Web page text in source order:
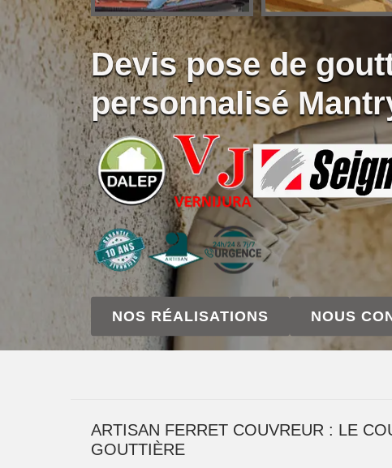
Devis pose de
personnalisé
NOS RÉALISATIONS NOUS
ARTISAN FERRET COUVREUR : LE
GOUTTIÈRE